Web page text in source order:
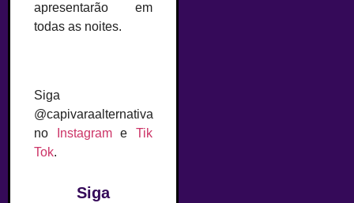
apresentarão em
todas as noites.
Siga
@capivaraalternativa
no
Instagrame Tik
Tok.
Siga